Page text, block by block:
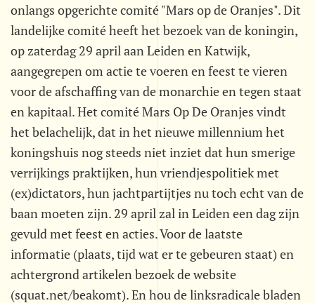
onlangs opgerichte comité "Mars op de Oranjes". Dit
landelijke comité heeft het bezoek van de koningin,
op zaterdag 29 april aan Leiden en Katwijk,
aangegrepen om actie te voeren en feest te vieren
voor de afschaffing van de monarchie en tegen staat
en kapitaal. Het comité Mars Op De Oranjes vindt
het belachelijk, dat in het nieuwe millennium het
koningshuis nog steeds niet inziet dat hun smerige
verrijkings praktijken, hun vriendjespolitiek met
(ex)dictators, hun jachtpartijtjes nu toch echt van de
baan moeten zijn. 29 april zal in Leiden een dag zijn
gevuld met feest en acties. Voor de laatste
informatie (plaats, tijd wat er te gebeuren staat) en
achtergrond artikelen bezoek de website
(squat.net/beakomt). En hou de linksradicale bladen